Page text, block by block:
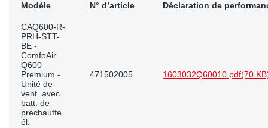
Modèle N° d’article Déclaration de
CAQ600-R-
PRH-STT-
BE -
ComfoAir
Q600
Premium -
Unité de
vent. avec
batt. de
préchauffe
él.
471502005 1603032Q60010.pdf(70